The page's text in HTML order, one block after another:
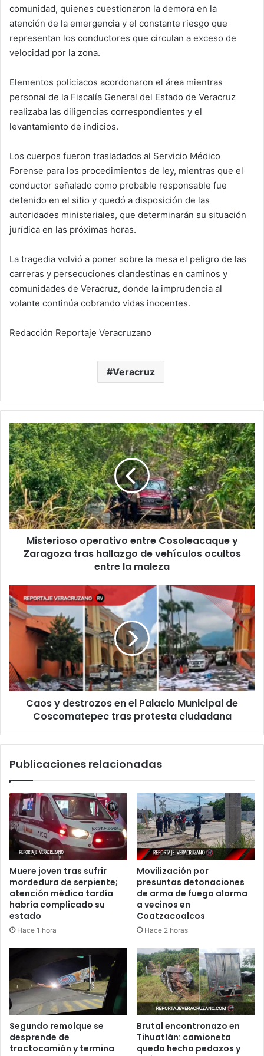
comunidad, quienes cuestionaron la demora en la
atención de la emergencia y el constante riesgo que
representan los conductores que circulan a exceso de
velocidad por la zona.
Elementos policiacos acordonaron el área mientras
personal de la Fiscalía General del Estado de Veracruz
realizaba las diligencias correspondientes y el
levantamiento de indicios.
Los cuerpos fueron trasladados al Servicio Médico
Forense para los procedimientos de ley, mientras que el
conductor señalado como probable responsable fue
detenido en el sitio y quedó a disposición de las
autoridades ministeriales, que determinarán su situación
jurídica en las próximas horas.
La tragedia volvió a poner sobre la mesa el peligro de las
carreras y persecuciones clandestinas en caminos y
comunidades de Veracruz, donde la imprudencia al
volante continúa cobrando vidas inocentes.
Redacción Reportaje Veracruzano
Veracruz
Misterioso
operativo
entre
Cosoleacaque
y
Zaragoza
tras
hallazgo
de
vehículos
ocultos
maleza
Misterioso operativo entre Cosoleacaque y
Zaragoza tras hallazgo de vehículos ocultos
entre la maleza
Caos
y
destrozos
en
Municipal
de
Coscomatepec
protesta
Caos y destrozos en el Palacio Municipal de
Coscomatepec tras protesta ciudadana
Publicaciones relacionadas
Muere joven tras sufrir
mordedura de serpiente;
atención médica tardía
habría complicado su
estado
Hace 1 hora
Movilización por
presuntas detonaciones
de arma de fuego alarma
a vecinos en
Coatzacoalcos
Hace 2 horas
Segundo remolque se
desprende de
tractocamión y termina
Brutal encontronazo en
Tihuatlán: camioneta
queda hecha pedazos y